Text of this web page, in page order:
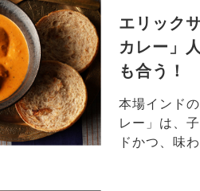
エリック
カレー」
も合う！
本場インド
レー」は、
ドかつ、味